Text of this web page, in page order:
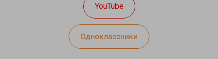
YouTube
Одноклассники